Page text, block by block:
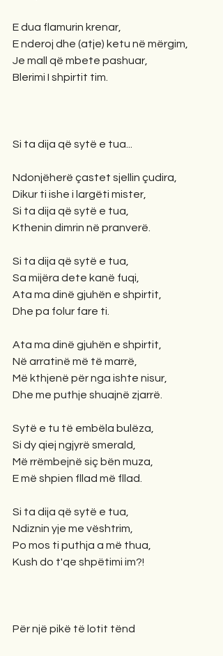
E dua flamurin krenar,
E nderoj dhe (atje) ketu në mërgim,
Je mall që mbete pashuar,
Blerimi I shpirtit tim.
Si ta dija që sytë e tua...
Ndonjëherë çastet sjellin çudira,
Dikur ti ishe i largëti mister,
Si ta dija që sytë e tua,
Kthenin dimrin në pranverë.
Si ta dija që sytë e tua,
Sa mijëra dete kanë fuqi,
Ata ma dinë gjuhën e shpirtit,
Dhe pa folur fare ti.
Ata ma dinë gjuhën e shpirtit,
Në arratinë më të marrë,
Më kthjenë për nga ishte nisur,
Dhe me puthje shuajnë zjarrë.
Sytë e tu të embëla bulëza,
Si dy qiej ngjyrë smerald,
Më rrëmbejnë siç bën muza,
E më shpien fllad më fllad.
Si ta dija që sytë e tua,
Ndiznin yje me vështrim,
Po mos ti puthja a më thua,
Kush do t'qe shpëtimi im?!
Për një pikë të lotit tënd